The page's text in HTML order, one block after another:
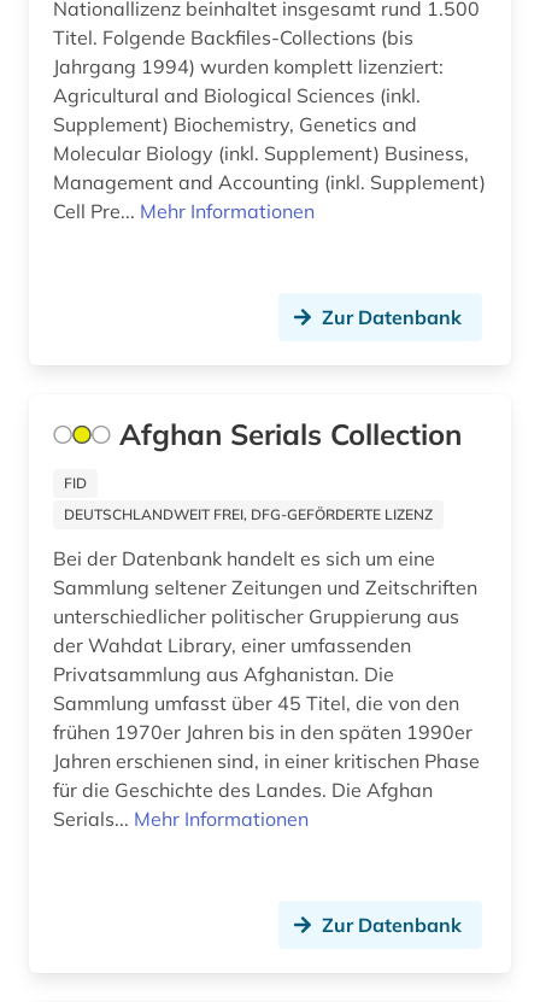
karibik (1)
katalog (9)
klassische philologie (1)
kommentar (2)
kulturwissenschaften (4)
kunstgeschichte (1)
lateinamerika (2)
lettland (1)
liechtenstein (1)
litauen (1)
literatur (7)
low countries studies (1)
Nationallizenz beinhaltet insgesamt rund 1.500
Titel. Folgende Backfiles-Collections (bis
Jahrgang 1994) wurden komplett lizenziert:
Agricultural and Biological Sciences (inkl.
Supplement) Biochemistry, Genetics and
Molecular Biology (inkl. Supplement) Business,
Management and Accounting (inkl. Supplement)
Cell Pre... Mehr Informationen
Zur Datenbank
Afghan Serials Collection
FID
DEUTSCHLANDWEIT FREI, DFG-GEFÖRDERTE LIZENZ
Bei der Datenbank handelt es sich um eine
Sammlung seltener Zeitungen und Zeitschriften
unterschiedlicher politischer Gruppierung aus
der Wahdat Library, einer umfassenden
Privatsammlung aus Afghanistan. Die
Sammlung umfasst über 45 Titel, die von den
frühen 1970er Jahren bis in den späten 1990er
Jahren erschienen sind, in einer kritischen Phase
für die Geschichte des Landes. Die Afghan
Serials... Mehr Informationen
Zur Datenbank